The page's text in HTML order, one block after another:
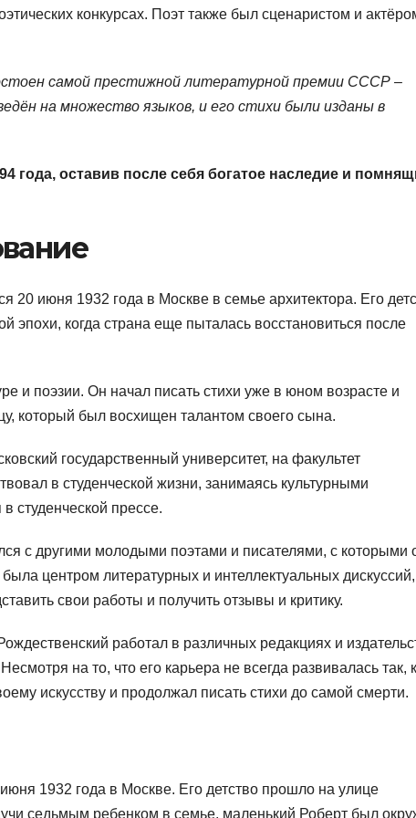
конкурсах. Поэт также был сценаристом и
самой престижной литературной премии СССР –
на множество языков, и его стихи были изданы в
года, оставив после себя богатое наследие и
20 июня 1932 года в Москве в семье архитектора. Его
эпохи, когда страна еще пыталась восстановиться после
и поэзии. Он начал писать стихи уже в юном возрасте и
который был восхищен талантом своего сына.
государственный университет, на факультет
в студенческой жизни, занимаясь культурными
студенческой прессе.
с другими молодыми поэтами и писателями, с которыми
центром литературных и интеллектуальных
свои работы и получить отзывы и критику.
работал в различных редакциях и
на то, что его карьера не всегда развивалась так,
искусству и продолжал писать стихи до самой смерти.
1932 года в Москве. Его детство прошло на улице
седьмым ребенком в семье, маленький Роберт был